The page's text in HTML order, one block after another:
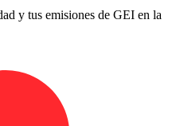
y tus emisiones de GEI en la